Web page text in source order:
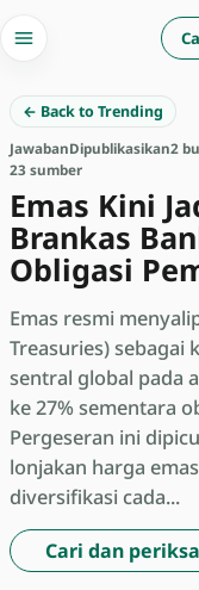
← Back to Trending
JawabanDipublikasikan2
23 sumber
Emas Kini
Brankas
Obligasi
Emas resmi
Treasuries) sebagai
sentral global pada
ke 27% sementara
Pergeseran ini
lonjakan harga
diversifikasi cada...
Cari dan